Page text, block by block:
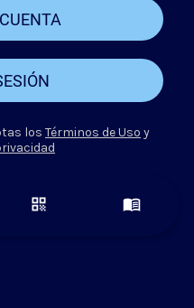
los Términos de Uso y